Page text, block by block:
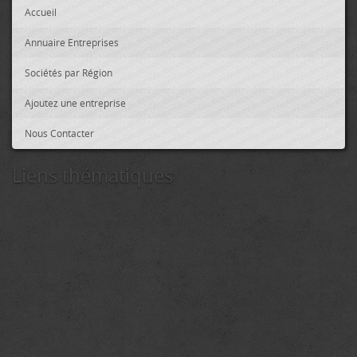
Accueil
Annuaire Entreprises
Sociétés par Région
Ajoutez une entreprise
Nous Contacter
Liens thématiques